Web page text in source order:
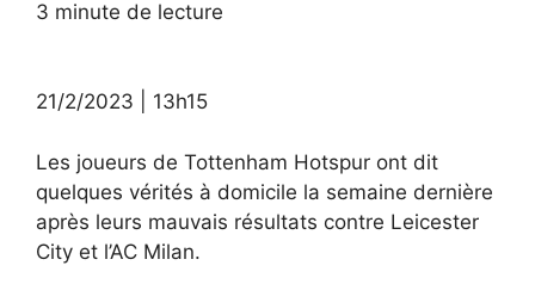
3 minute de lecture
21/2/2023 | 13h15
Les joueurs de Tottenham Hotspur ont dit
quelques vérités à domicile la semaine dernière
après leurs mauvais résultats contre Leicester
City et l’AC Milan.